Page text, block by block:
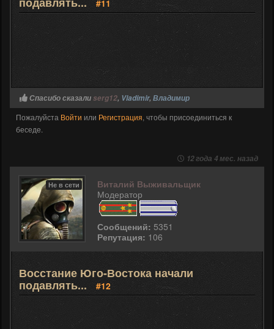
#11
Спасибо сказалиserg12, Vladimir, Владимир
Пожалуйста Войти или Регистрация, чтобы присоединиться к
беседе.
12 года 4 мес. назад
Не в сети
Виталий Выживальщик
Модератор
Сообщений: 5351
Репутация: 106
Восстание Юго-Востока начали
подавлять... #12